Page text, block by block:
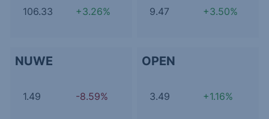
106.33 +3.26% 9.47 +3.50%
NUWE
1.49 -8.59%
OPEN
3.49 +1.16%